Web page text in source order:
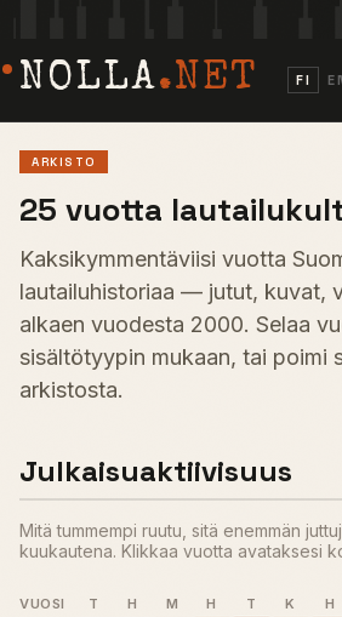
NOLLA.NET FI
ARKISTO
25 vuotta
Kaksikymmentäviisi vuotta
lautailuhistoriaa — jutut, kuvat,
alkaen vuodesta 2000. Selaa
sisältötyypin mukaan, tai poimi
arkistosta.
Julkaisuaktiivisuus
Mitä tummempi ruutu, sitä enemmän
kuukautena. Klikkaa vuotta avataksesi
VUOSI T H M H T K H